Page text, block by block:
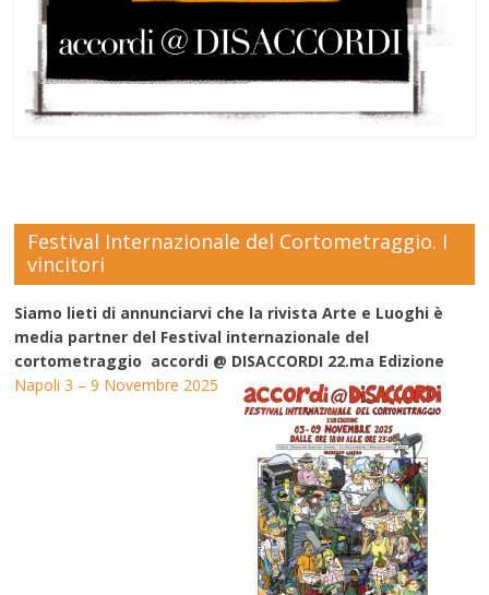
Festival Internazionale del Cortometraggio. I
vincitori
Siamo lieti di annunciarvi che la rivista Arte e Luoghi è
media partner del Festival internazionale del
cortometraggio accordi @ DISACCORDI 22.ma Edizione
Napoli 3 – 9 Novembre 2025